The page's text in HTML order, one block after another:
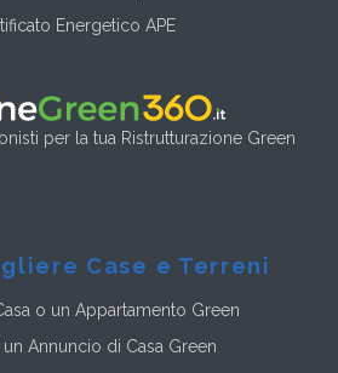
Energetico APE
per la tua Ristrutturazione Green
Case e Terreni
o un Appartamento Green
Annuncio di Casa Green